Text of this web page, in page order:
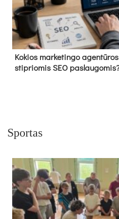
Kokios marketingo
stipriomis SEO
Sportas